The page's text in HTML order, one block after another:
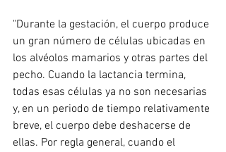
"Durante la gestación, el cuerpo produce
un gran número de células ubicadas en
los alvéolos mamarios y otras partes del
pecho. Cuando la lactancia termina,
todas esas células ya no son necesarias
y, en un periodo de tiempo relativamente
breve, el cuerpo debe deshacerse de
ellas. Por regla general, cuando el